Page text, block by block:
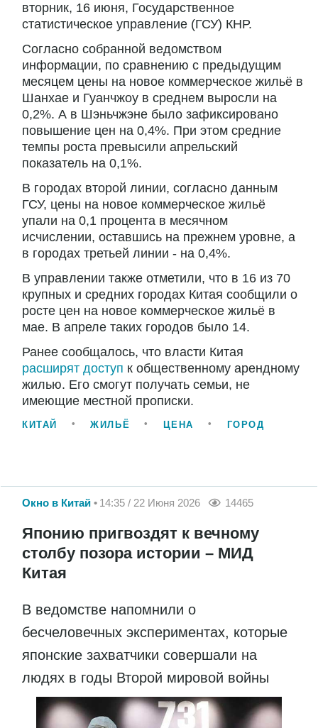
вторник, 16 июня, Государственное
статистическое управление (ГСУ) КНР.
Согласно собранной ведомством
информации, по сравнению с предыдущим
месяцем цены на новое коммерческое жильё в
Шанхае и Гуанчжоу в среднем выросли на
0,2%. А в Шэньчжэне было зафиксировано
повышение цен на 0,4%. При этом средние
темпы роста превысили апрельский
показатель на 0,1%.
В городах второй линии, согласно данным
ГСУ, цены на новое коммерческое жильё
упали на 0,1 процента в месячном
исчислении, оставшись на прежнем уровне, а
в городах третьей линии - на 0,4%.
В управлении также отметили, что в 16 из 70
крупных и средних городах Китая сообщили о
росте цен на новое коммерческое жильё в
мае. В апреле таких городов было 14.
Ранее сообщалось, что власти Китая
расширят доступ к общественному арендному
жилью. Его смогут получать семьи, не
имеющие местной прописки.
КИТАЙ ЖИЛЬЁ ЦЕНА ГОРОД
Окно в Китай 14:35 / 22 Июня 2026 14465
Японию пригвоздят к вечному
столбу позора истории – МИД
Китая
В ведомстве напомнили о
бесчеловечных экспериментах, которые
японские захватчики совершали на
людях в годы Второй мировой войны